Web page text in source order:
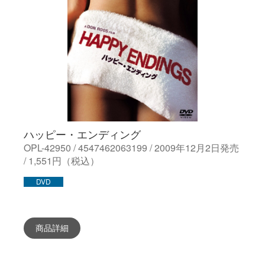
ハッピー・エンディング
OPL-42950 / 4547462063199 / 2009年12月2日発売
/ 1,551円（税込）
DVD
商品詳細